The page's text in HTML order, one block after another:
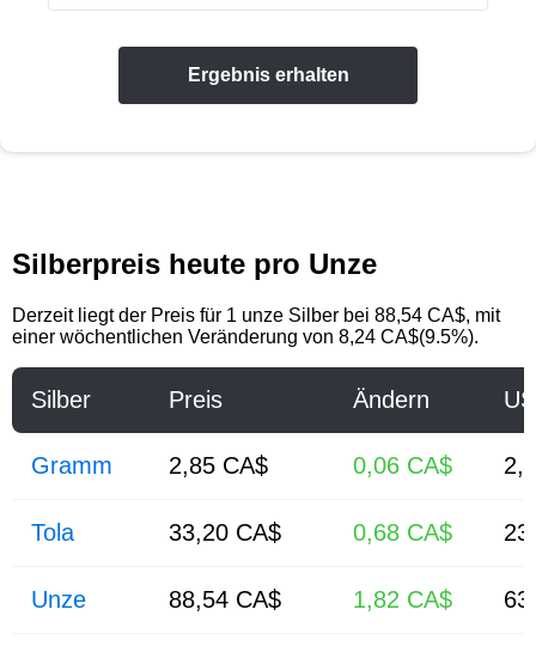
Ergebnis erhalten
Silberpreis heute pro Unze
Derzeit liegt der Preis für 1 unze Silber bei 88,54 CA$, mit
einer wöchentlichen Veränderung von 8,24 CA$(9.5%).
Silber Preis Ändern
Gramm 2,85 CA$ 0,06 CA$
Tola 33,20 CA$ 0,68 CA$
Unze 88,54 CA$ 1,82 CA$